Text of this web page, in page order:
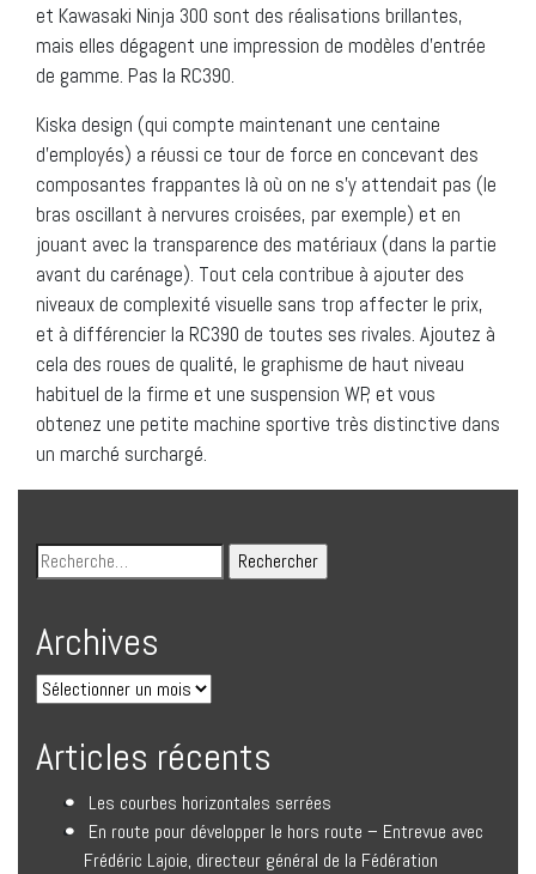
et Kawasaki Ninja 300 sont des réalisations brillantes,
mais elles dégagent une impression de modèles d’entrée
de gamme. Pas la RC390.
Kiska design (qui compte maintenant une centaine
d’employés) a réussi ce tour de force en concevant des
composantes frappantes là où on ne s’y attendait pas (le
bras oscillant à nervures croisées, par exemple) et en
jouant avec la transparence des matériaux (dans la partie
avant du carénage). Tout cela contribue à ajouter des
niveaux de complexité visuelle sans trop affecter le prix,
et à différencier la RC390 de toutes ses rivales. Ajoutez à
cela des roues de qualité, le graphisme de haut niveau
habituel de la firme et une suspension WP, et vous
obtenez une petite machine sportive très distinctive dans
un marché surchargé.
Archives
Articles récents
Les courbes horizontales serrées
En route pour développer le hors route – Entrevue avec
Frédéric Lajoie, directeur général de la Fédération